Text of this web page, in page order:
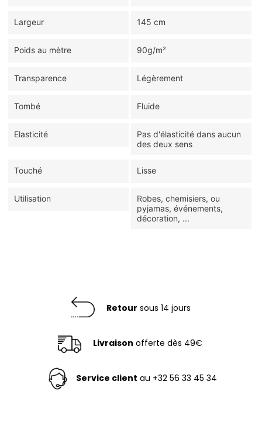
Largeur 145 cm
Poids au mètre 90g/m²
Transparence Légèrement
Tombé Fluide
Elasticité
Pas d'élasticité dans aucun
des deux sens
Touché Lisse
Utilisation
Robes, chemisiers, ou
pyjamas, événements,
décoration, ...
Retour sous 14 jours
Livraison offerte dès 49€
Service client au +32 56 33 45 34